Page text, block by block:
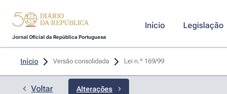
Jornal Oficial da República Portuguesa
Início Legislação
Início Versão consolidada Lei n.º 169/99
Voltar Alterações